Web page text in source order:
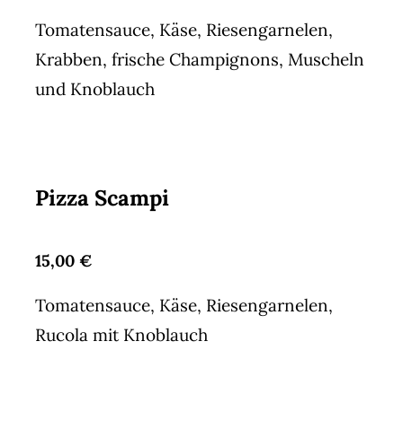
Tomatensauce, Käse, Riesengarnelen,
Krabben, frische Champignons, Muscheln
und Knoblauch
Pizza Scampi
15,00 €
Tomatensauce, Käse, Riesengarnelen,
Rucola mit Knoblauch